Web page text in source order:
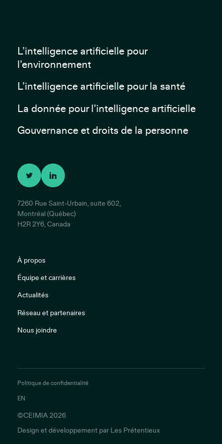
L’intelligence artificielle pour
l’environnement
L’intelligence artificielle pour la santé
La donnée pour l’intelligence artificielle
Gouvernance et droits de la personne
7260 Rue Saint-Urbain, suite 602,
Montréal (Québec)
H2R 2Y6, Canada
À propos
Équipe et carrières
Actualités
Réseau et partenaires
Nous joindre
Design et développement par Les Prétentieux
EN
Politique de confidentialité
©CEIMIA 2026